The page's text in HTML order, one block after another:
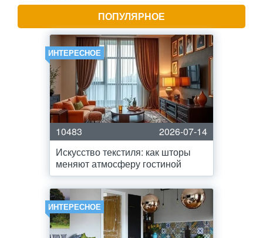
ПОПУЛЯРНОЕ
ИНТЕРЕСНОЕ
10483
2026-07-14
Искусство текстиля: как шторы
меняют атмосферу гостиной
ИНТЕРЕСНОЕ